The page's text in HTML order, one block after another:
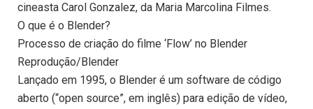
cineasta Carol Gonzalez, da Maria Marcolina Filmes.
O que é o Blender?
Processo de criação do filme ‘Flow’ no Blender
Reprodução/Blender
Lançado em 1995, o Blender é um software de código
aberto (“open source”, em inglês) para edição de vídeo,